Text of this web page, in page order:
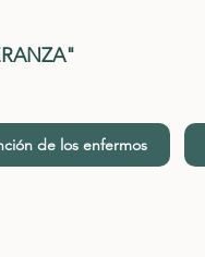
de los enfermos